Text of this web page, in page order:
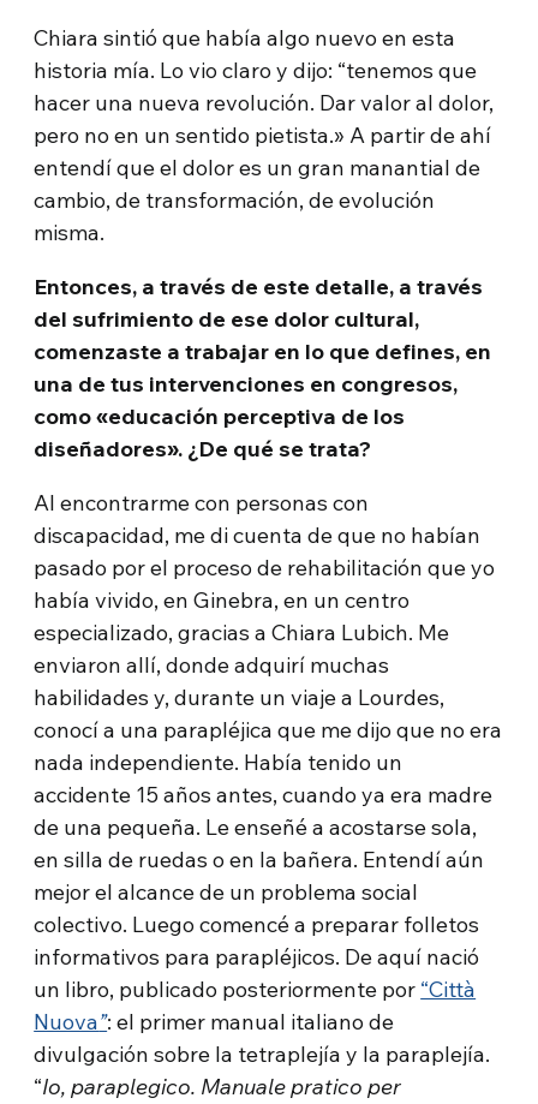
Chiara sintió que había algo nuevo en esta
historia mía. Lo vio claro y dijo: “tenemos que
hacer una nueva revolución. Dar valor al dolor,
pero no en un sentido pietista.» A partir de ahí
entendí que el dolor es un gran manantial de
cambio, de transformación, de evolución
misma.
Entonces, a través de este detalle, a través
del sufrimiento de ese dolor cultural,
comenzaste a trabajar en lo que defines, en
una de tus intervenciones en congresos,
como «educación perceptiva de los
diseñadores». ¿De qué se trata?
Al encontrarme con personas con
discapacidad, me di cuenta de que no habían
pasado por el proceso de rehabilitación que yo
había vivido, en Ginebra, en un centro
especializado, gracias a Chiara Lubich. Me
enviaron allí, donde adquirí muchas
habilidades y, durante un viaje a Lourdes,
conocí a una parapléjica que me dijo que no era
nada independiente. Había tenido un
accidente 15 años antes, cuando ya era madre
de una pequeña. Le enseñé a acostarse sola,
en silla de ruedas o en la bañera. Entendí aún
mejor el alcance de un problema social
colectivo. Luego comencé a preparar folletos
informativos para parapléjicos. De aquí nació
un libro, publicado posteriormente por “Città
Nuova”: el primer manual italiano de
divulgación sobre la tetraplejía y la paraplejía.
“Io, paraplegico. Manuale pratico per